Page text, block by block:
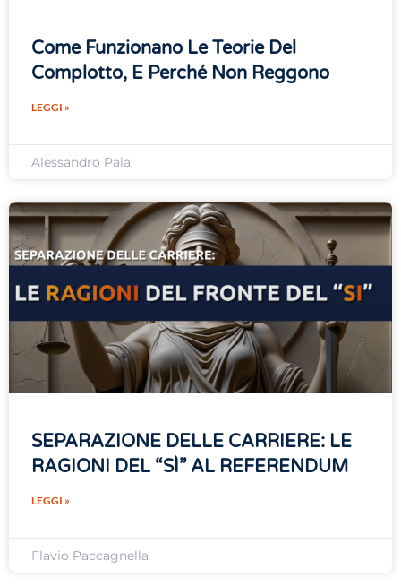
Come Funzionano Le Teorie Del
Complotto, E Perché Non Reggono
LEGGI »
Alessandro Pala
SEPARAZIONE DELLE CARRIERE: LE
RAGIONI DEL “SÌ” AL REFERENDUM
LEGGI »
Flavio Paccagnella